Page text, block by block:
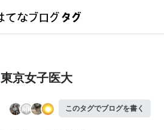
東京女子医大
このタグでブログを書く